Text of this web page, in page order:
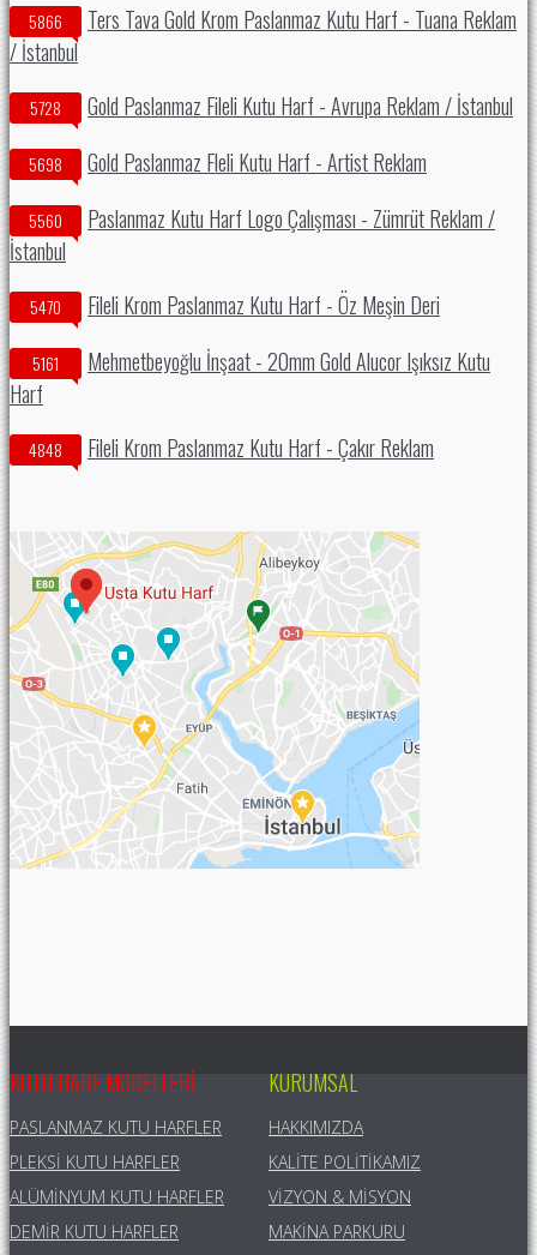
5866
Ters Tava Gold Krom Paslanmaz Kutu Harf - Tuana Reklam
/ İstanbul
5728 Gold Paslanmaz Fileli Kutu Harf - Avrupa Reklam / İstanbul
5698 Gold Paslanmaz Fleli Kutu Harf - Artist Reklam
5560
Paslanmaz Kutu Harf Logo Çalışması - Zümrüt Reklam /
İstanbul
5470 Fileli Krom Paslanmaz Kutu Harf - Öz Meşin Deri
5161
Mehmetbeyoğlu İnşaat - 20mm Gold Alucor Işıksız Kutu
Harf
4848 Fileli Krom Paslanmaz Kutu Harf - Çakır Reklam
KUTU HARF MODELLERI
PASLANMAZ KUTU HARFLER
PLEKSI KUTU HARFLER
ALÜMINYUM KUTU HARFLER
DEMIR KUTU HARFLER
KURUMSAL
HAKKIMIZDA
KALITE POLITIKAMIZ
VIZYON & MISYON
MAKINA PARKURU